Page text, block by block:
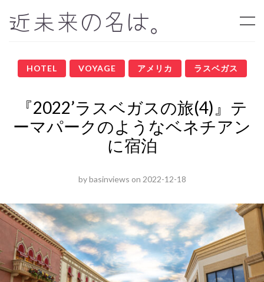
近未来の名は。
HOTEL VOYAGE アメリカ ラスベガス
『2022’ラスベガスの旅(4)』テ
ーマパークのようなベネチアン
に宿泊
bybasinviews on 2022-12-18